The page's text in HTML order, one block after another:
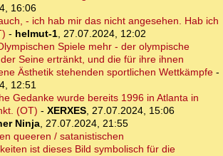
16:06
- ich hab mir das nicht angesehen. Hab ich
- helmut-1, 27.07.2024, 12:02
Spiele mehr - der olympische
Seine ertränkt, und die für ihre ihnen
Ästhetik stehenden sportlichen Wettkämpfe -
12:51
Gedanke wurde bereits 1996 in Atlanta in
(OT) - XERXES, 27.07.2024, 15:06
Ninja, 27.07.2024, 21:55
queeren / satanistischen
ist dieses Bild symbolisch für die